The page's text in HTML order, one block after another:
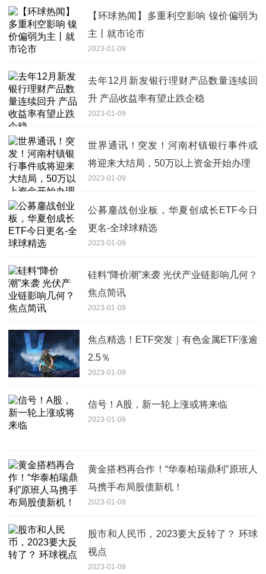
【环球热闻】多重利空影响 镍价偏弱为
主丨就市论市
2023-01-09
去年12月新发银行理财产品数量连续回
升 产品收益率有望止跌企稳
2023-01-09
世界通讯！突发！河南村镇银行事件或
将迎来大结局，50万以上资金开始办理
2023-01-09
公募鏖战创业板，华夏创成长ETF今日
更名-全球球精选
2023-01-09
硅料“降价潮”来袭 光伏产业链影响几何？
焦点简讯
2023-01-09
焦点精选！ETF突发｜有色金属ETF涨逾
2.5％
2023-01-09
信号！A股，新一轮上涨或将来临
2023-01-09
黄金搭档再合作！“华泰柏瑞鼎利”原班人
马携手布局股债新机！
2023-01-09
股市和人民币，2023要大反转了？ 环球
视点
2023-01-09